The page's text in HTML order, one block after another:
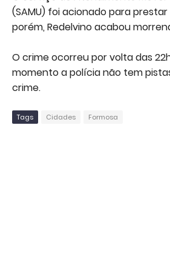
(SAMU) foi acionado para
porém, Redelvino acabou
O crime ocorreu por volta das
momento a polícia não tem
crime.
Tags Cidades Formosa